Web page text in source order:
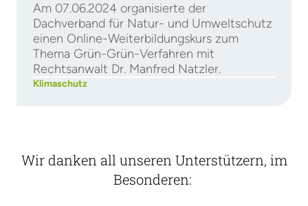
Am 07.06.2024 organisierte der
Dachverband für Natur- und Umweltschutz
einen Online-Weiterbildungskurs zum
Thema Grün-Grün-Verfahren mit
Rechtsanwalt Dr. Manfred Natzler.
Klimaschutz
Wir danken all unseren Unterstützern, im
Besonderen: